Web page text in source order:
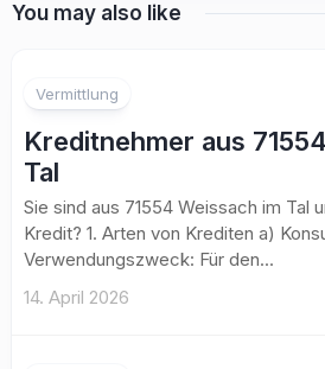
You may also like
Vermittlung
Kreditnehmer aus
Tal
Sie sind aus 71554 Weissach im Tal
Kredit? 1. Arten von Krediten a)
Verwendungszweck: Für den...
14. April 2026